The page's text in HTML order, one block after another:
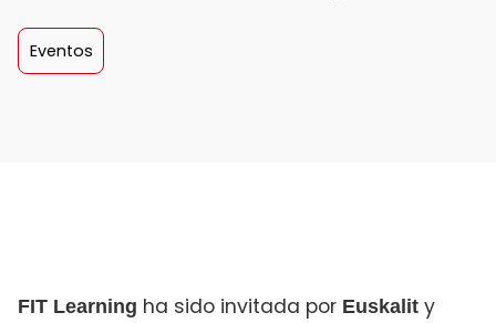
Eventos
FIT Learning ha sido invitada por Euskalit y